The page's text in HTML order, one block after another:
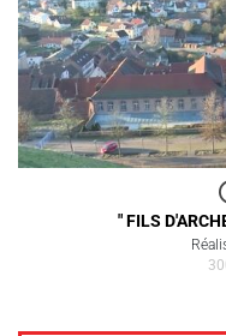
" FILS